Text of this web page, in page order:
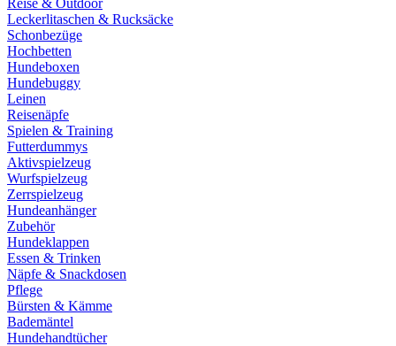
Leckerlitaschen & Rucksäcke
Schonbezüge
Hochbetten
Hundeboxen
Hundebuggy
Leinen
Reisenäpfe
Spielen & Training
Futterdummys
Aktivspielzeug
Wurfspielzeug
Zerrspielzeug
Hundeanhänger
Zubehör
Hundeklappen
Essen & Trinken
Näpfe & Snackdosen
Pflege
Bürsten & Kämme
Bademäntel
Hundehandtücher